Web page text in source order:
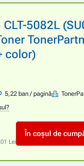
5082L
color)
5,22 ban / pagină
Lei
În coșul de